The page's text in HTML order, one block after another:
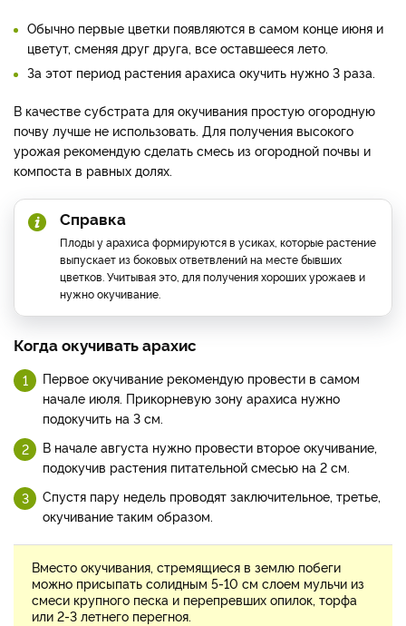
Обычно первые цветки появляются в самом конце июня и
цветут, сменяя друг друга, все оставшееся лето.
За этот период растения арахиса окучить нужно 3 раза.
В качестве субстрата для окучивания простую огородную
почву лучше не использовать. Для получения высокого
урожая рекомендую сделать смесь из огородной почвы и
компоста в равных долях.
Справка
Плоды у арахиса формируются в усиках, которые растение
выпускает из боковых ответвлений на месте бывших
цветков. Учитывая это, для получения хороших урожаев и
нужно окучивание.
Когда окучивать арахис
Первое окучивание рекомендую провести в самом
начале июля. Прикорневую зону арахиса нужно
подокучить на 3 см.
В начале августа нужно провести второе окучивание,
подокучив растения питательной смесью на 2 см.
Спустя пару недель проводят заключительное, третье,
окучивание таким образом.
Вместо окучивания, стремящиеся в землю побеги
можно присыпать солидным 5-10 см слоем мульчи из
смеси крупного песка и перепревших опилок, торфа
или 2-3 летнего перегноя.